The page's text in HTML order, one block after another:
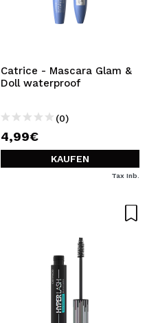
Catrice - Mascara Glam &
Doll waterproof
(0)
4,99€
KAUFEN
Tax Inb.